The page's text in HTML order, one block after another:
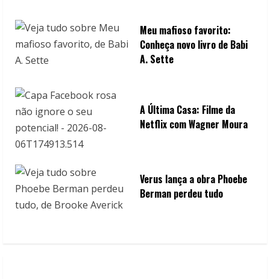
Meu mafioso favorito:
Conheça novo livro de Babi
A. Sette
A Última Casa: Filme da
Netflix com Wagner Moura
Verus lança a obra Phoebe
Berman perdeu tudo